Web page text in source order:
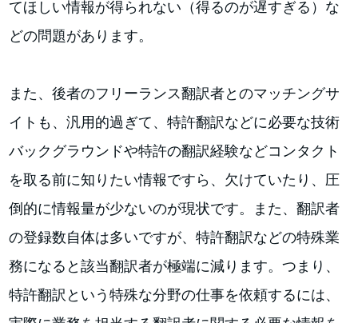
てほしい情報が得られない（得るのが遅すぎる）な
どの問題があります。
また、後者のフリーランス翻訳者とのマッチングサ
イトも、汎用的過ぎて、特許翻訳などに必要な技術
バックグラウンドや特許の翻訳経験などコンタクト
を取る前に知りたい情報ですら、欠けていたり、圧
倒的に情報量が少ないのが現状です。また、翻訳者
の登録数自体は多いですが、特許翻訳などの特殊業
務になると該当翻訳者が極端に減ります。つまり、
特許翻訳という特殊な分野の仕事を依頼するには、